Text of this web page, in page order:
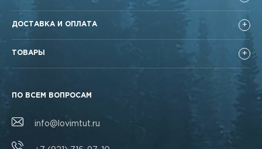
ДОСТАВКА И ОПЛАТА
ТОВАРЫ
ПО ВСЕМ ВОПРОСАМ
info@lovimtut.ru